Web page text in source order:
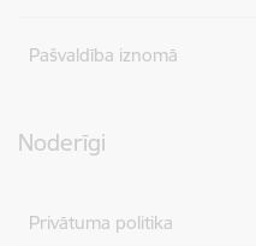
Pašvaldība iznomā
Noderīgi
Privātuma politika